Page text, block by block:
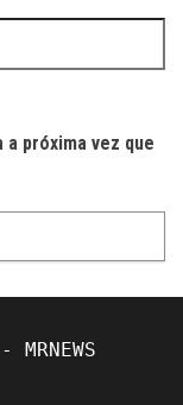
a próxima vez que
- MRNEWS